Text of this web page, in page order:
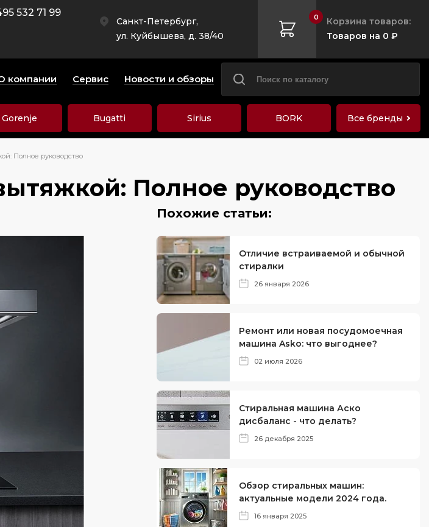
532 71 99
Санкт-Петербург,
ул. Куйбышева, д. 38/40
0
Корзина товаров:
Товаров на 0 ₽
компании Сервис Новости и обзоры
Gorenje Bugatti Sirius BORK Все бренды
Полное руководство
Полное руководство
Отличие встраиваемой и обычной
стиралки
26 января 2026
Ремонт или новая посудомоечная
машина Asko: что выгоднее?
02 июля 2026
Стиральная машина Аско
дисбаланс - что делать?
26 декабря 2025
Обзор стиральных машин:
актуальные модели 2024 года.
16 января 2025